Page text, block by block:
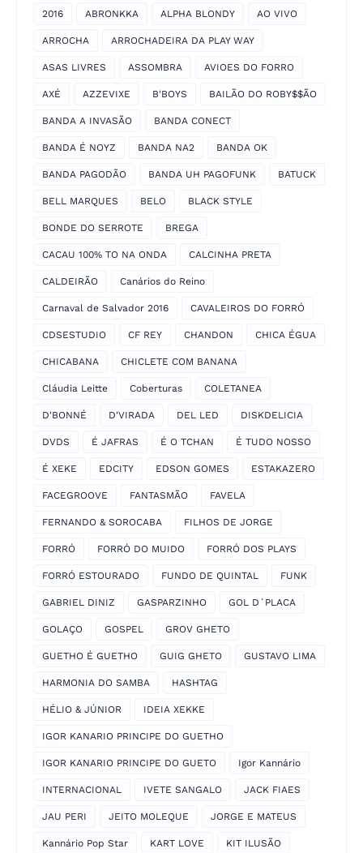
2016 ABRONKKA ALPHA BLONDY AO VIVO
ARROCHA ARROCHADEIRA DA PLAY WAY
ASAS LIVRES ASSOMBRA AVIOES DO FORRO
AXÉ AZZEVIXE B'BOYS BAILÃO DO ROBY$$ÃO
BANDA A INVASÃO BANDA CONECT
BANDA É NOYZ BANDA NA2 BANDA OK
BANDA PAGODÃO BANDA UH PAGOFUNK BATUCK
BELL MARQUES BELO BLACK STYLE
BONDE DO SERROTE BREGA
CACAU 100% TO NA ONDA CALCINHA PRETA
CALDEIRÃO Canários do Reino
Carnaval de Salvador 2016 CAVALEIROS DO FORRÓ
CDSESTUDIO CF REY CHANDON CHICA ÉGUA
CHICABANA CHICLETE COM BANANA
Cláudia Leitte Coberturas COLETANEA
D'BONNÉ D'VIRADA DEL LED DISKDELICIA
DVDS É JAFRAS É O TCHAN É TUDO NOSSO
É XEKE EDCITY EDSON GOMES ESTAKAZERO
FACEGROOVE FANTASMÃO FAVELA
FERNANDO & SOROCABA FILHOS DE JORGE
FORRÓ FORRÓ DO MUIDO FORRÓ DOS PLAYS
FORRÓ ESTOURADO FUNDO DE QUINTAL FUNK
GABRIEL DINIZ GASPARZINHO GOL D´PLACA
GOLAÇO GOSPEL GROV GHETO
GUETHO É GUETHO GUIG GHETO GUSTAVO LIMA
HARMONIA DO SAMBA HASHTAG
HÉLIO & JÚNIOR IDEIA XEKKE
IGOR KANARIO PRINCIPE DO GUETHO
IGOR KANARIO PRINCIPE DO GUETO Igor Kannário
INTERNACIONAL IVETE SANGALO JACK FIAES
JAU PERI JEITO MOLEQUE JORGE E MATEUS
Kannário Pop Star KART LOVE KIT ILUSÃO